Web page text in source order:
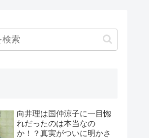
向井理は国仲涼子に一目惚
れだったのは本当なの
か！？真実がついに明かさ